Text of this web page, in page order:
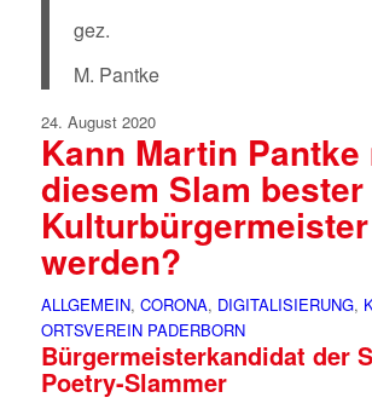
gez.
M. Pantke
24. August 2020
Kann Martin Pantke
diesem Slam bester
werden?
ALLGEMEIN, CORONA, DIGITALISIERUNG,
ORTSVEREIN PADERBORN
Bürgermeisterkandidat der
Poetry-Slammer